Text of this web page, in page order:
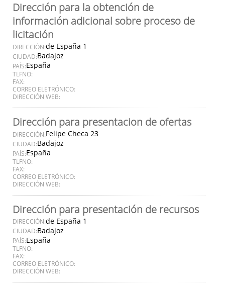
Dirección para la obtención de
información adicional sobre proceso de
licitación
DIRECCIÓN:de España 1
CIUDAD:Badajoz
PAÍS:España
TLFNO:
FAX:
CORREO ELETRÓNICO:
DIRECCIÓN WEB:
Dirección para presentacion de ofertas
DIRECCIÓN:Felipe Checa 23
CIUDAD:Badajoz
PAÍS:España
TLFNO:
FAX:
CORREO ELETRÓNICO:
DIRECCIÓN WEB:
Dirección para presentación de recursos
DIRECCIÓN:de España 1
CIUDAD:Badajoz
PAÍS:España
TLFNO:
FAX:
CORREO ELETRÓNICO:
DIRECCIÓN WEB: